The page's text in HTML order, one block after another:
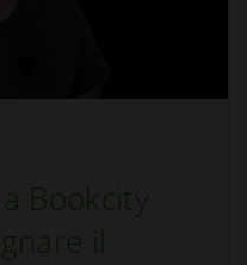
Bookcity
il